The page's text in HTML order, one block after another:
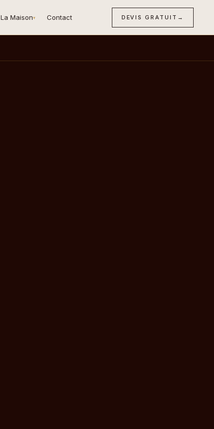
La Maison▾ Contact DEVIS GRATUIT →